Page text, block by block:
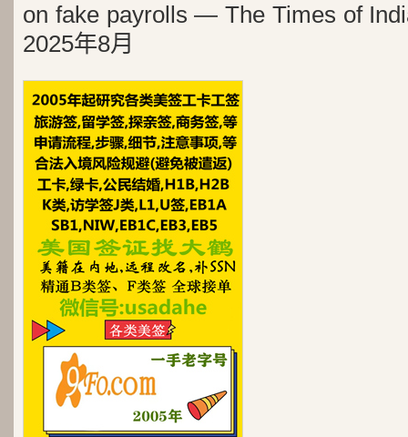
on fake payrolls — The Times of
2025年8月